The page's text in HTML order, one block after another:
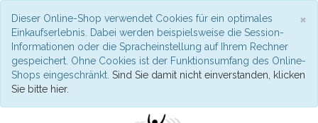
×
Dieser Online-Shop verwendet Cookies für ein optimales
Einkaufserlebnis. Dabei werden beispielsweise die Session-
Informationen oder die Spracheinstellung auf Ihrem Rechner
gespeichert. Ohne Cookies ist der Funktionsumfang des Online-
Shops eingeschränkt. Sind Sie damit nicht einverstanden, klicken
Sie bitte hier.